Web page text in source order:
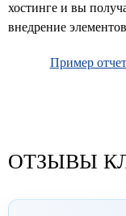
хостинге и вы
внедрение
Пример
ОТЗЫВЫ